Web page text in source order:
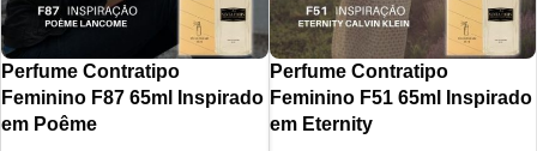
Perfume Contratipo
Feminino F87 65ml Inspirado
em Poême
Perfume Contratipo
Feminino F51 65ml Inspirado
em Eternity